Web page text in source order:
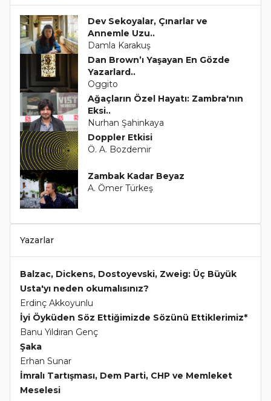
Dev Sekoyalar, Çınarlar ve
Annemle Uzu..
Damla Karakuş
Dan Brown’ı Yaşayan En Gözde
Yazarlard..
Oggito
Ağaçların Özel Hayatı: Zambra'nın
Eksi..
Nurhan Şahinkaya
Doppler Etkisi
Ö. A. Bozdemir
Zambak Kadar Beyaz
A. Ömer Türkeş
Yazarlar
Balzac, Dickens, Dostoyevski, Zweig: Üç Büyük
Usta'yı neden okumalısınız?
Erdinç Akkoyunlu
İyi Öyküden Söz Ettiğimizde Sözünü Ettiklerimiz*
Banu Yıldıran Genç
Şaka
Erhan Sunar
İmralı Tartışması, Dem Parti, CHP ve Memleket
Meselesi